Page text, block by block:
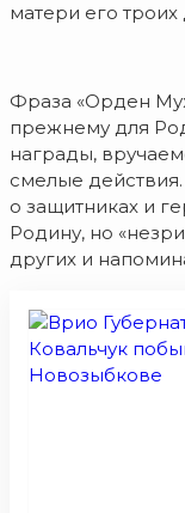
матери его троих
Фраза «Орден
прежнему для
награды,
смелые
о защитниках и
Родину, но
других и